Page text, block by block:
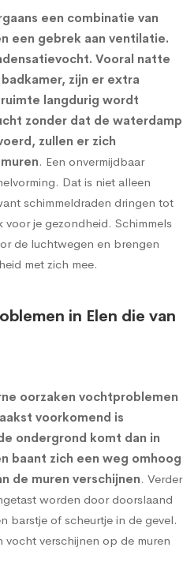
een combinatie van
een gebrek aan ventilatie.
Vooral natte
zijn er extra
langdurig wordt
zonder dat de waterdamp
zullen er zich
. Een onvermijdbaar
Dat is niet alleen
schimmeldraden dringen tot
je gezondheid. Schimmels
de luchtwegen en brengen
met zich mee.
in Elen die van
oorzaken vochtproblemen
voorkomend is
ondergrond komt dan in
baant zich een weg omhoog
de muren verschijnen. Verder
worden door doorslaand
barstje of scheurtje in de gevel.
vocht verschijnen op de muren